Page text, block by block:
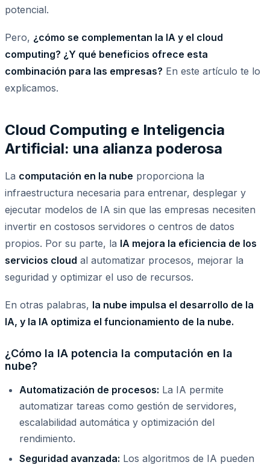
potencial.
Pero, ¿cómo se complementan la IA y el cloud
computing? ¿Y qué beneficios ofrece esta
combinación para las empresas? En este artículo te lo
explicamos.
Cloud Computing e Inteligencia
Artificial: una alianza poderosa
La computación en la nube proporciona la
infraestructura necesaria para entrenar, desplegar y
ejecutar modelos de IA sin que las empresas necesiten
invertir en costosos servidores o centros de datos
propios. Por su parte, la IA mejora la eficiencia de los
servicios cloud al automatizar procesos, mejorar la
seguridad y optimizar el uso de recursos.
En otras palabras, la nube impulsa el desarrollo de la
IA, y la IA optimiza el funcionamiento de la nube.
¿Cómo la IA potencia la computación en la
nube?
Automatización de procesos: La IA permite
automatizar tareas como gestión de servidores,
escalabilidad automática y optimización del
rendimiento.
Seguridad avanzada: Los algoritmos de IA pueden